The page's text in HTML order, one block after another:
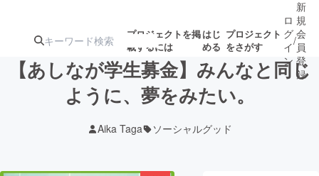
プロジェクトを掲
載するには
はじ
める
プロジェクト
をさがす
ジェクト
ロジェクト
ロ
グ
イ
ン
/
新
規
会
員
登
録
【あしなが学生募金】みんなと同じ
ように、夢をみたい。
Aika Taga ソーシャルグッド